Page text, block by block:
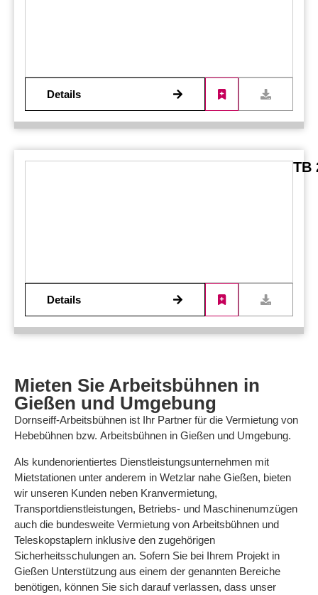
Details
TB
Details
Mieten Sie Arbeitsbühnen in
Gießen und Umgebung
Dornseiff-Arbeitsbühnen ist Ihr Partner für die Vermietung von
Hebebühnen bzw. Arbeitsbühnen in Gießen und Umgebung.
Als kundenorientiertes Dienstleistungsunternehmen mit
Mietstationen unter anderem in Wetzlar nahe Gießen, bieten
wir unseren Kunden neben Kranvermietung,
Transportdienstleistungen, Betriebs- und Maschinenumzügen
auch die bundesweite Vermietung von Arbeitsbühnen und
Teleskopstaplern inklusive den zugehörigen
Sicherheitsschulungen an. Sofern Sie bei Ihrem Projekt in
Gießen Unterstützung aus einem der genannten Bereiche
benötigen, können Sie sich darauf verlassen, dass unser